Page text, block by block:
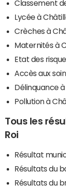
Classement
Lycée à
Crèches à
Maternités à
Etat des
Accès aux
Délinquance
Pollution à
Tous les
Roi
Résultat
Résultats du
Résultats du